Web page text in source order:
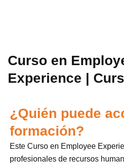
Curso en
Experience |
¿Quién puede
formación?
Este Curso en Employee
profesionales de recursos